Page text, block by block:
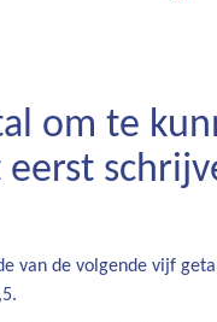
om te
van de volgende vijf